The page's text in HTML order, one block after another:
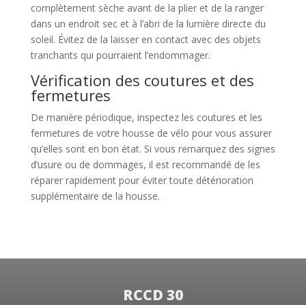
complètement sèche avant de la plier et de la ranger
dans un endroit sec et à l’abri de la lumière directe du
soleil. Évitez de la laisser en contact avec des objets
tranchants qui pourraient l’endommager.
Vérification des coutures et des
fermetures
De manière périodique, inspectez les coutures et les
fermetures de votre housse de vélo pour vous assurer
qu’elles sont en bon état. Si vous remarquez des signes
d’usure ou de dommages, il est recommandé de les
réparer rapidement pour éviter toute détérioration
supplémentaire de la housse.
RCCD 30